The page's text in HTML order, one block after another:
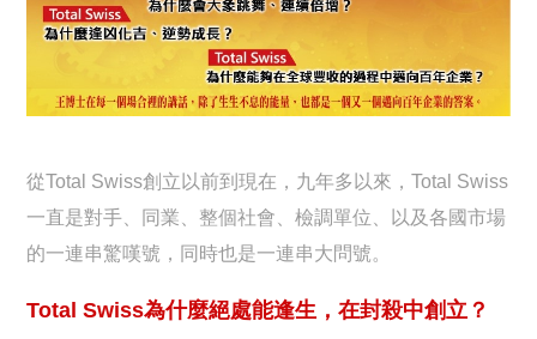
從Total Swiss創立以前到現在，九年多以來，Total Swiss
一直是對手、同業、整個社會、檢調單位、以及各國市場
的一連串驚嘆號，同時也是一連串大問號。
Total Swiss為什麼絕處能逢生，在封殺中創立？